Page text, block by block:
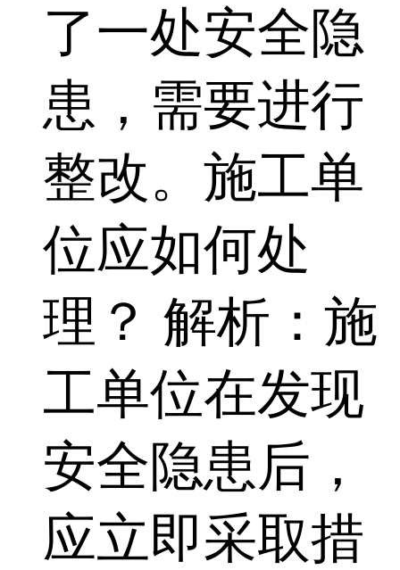
了一处安全隐
患，需要进行
整改。施工单
位应如何处
理？ 解析：施
工单位在发现
安全隐患后，
应立即采取措